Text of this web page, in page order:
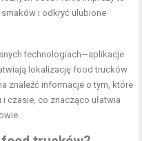
i odkryć ulubione
technologiach—aplikacje
lokalizację food trucków
znaleźć informacje o tym, które
czasie, co znacząco ułatwia